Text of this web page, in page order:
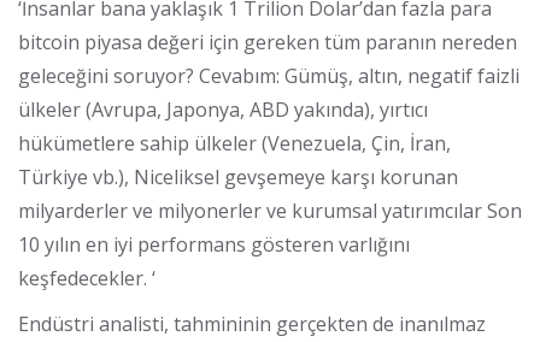
‘İnsanlar bana yaklaşık 1 Trilion Dolar’dan fazla para
bitcoin piyasa değeri için gereken tüm paranın nereden
geleceğini soruyor? Cevabım: Gümüş, altın, negatif faizli
ülkeler (Avrupa, Japonya, ABD yakında), yırtıcı
hükümetlere sahip ülkeler (Venezuela, Çin, İran,
Türkiye vb.), Niceliksel gevşemeye karşı korunan
milyarderler ve milyonerler ve kurumsal yatırımcılar Son
10 yılın en iyi performans gösteren varlığını
keşfedecekler. ‘
Endüstri analisti, tahmininin gerçekten de inanılmaz